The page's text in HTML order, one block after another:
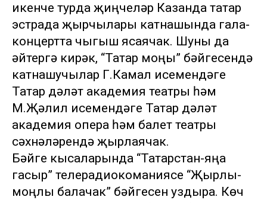
икенче турда җиңүчеләр Казанда татар
эстрада җырчылары катнашында гала-
концертта чыгыш ясаячак. Шуны да
әйтергә кирәк, “Татар моңы” бәйгесендә
катнашучылар Г.Камал исемендәге
Татар дәүләт академия театры һәм
М.Җәлил исемендәге Татар дәүләт
академия опера һәм балет театры
сәхнәләрендә җырлаячак.
Бәйге кысаларында “Татарстан-яңа
гасыр” телерадиокоманиясе “Җырлы-
моңлы балачак” бәйгесен уздыра. Көч